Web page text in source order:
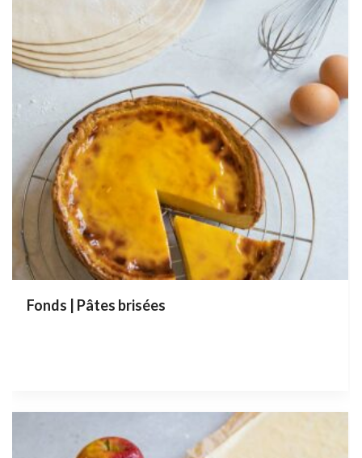
Fonds | Pâtes brisées